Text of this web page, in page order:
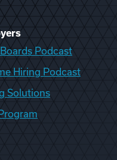
Boards Podcast
Hiring Podcast
Solutions